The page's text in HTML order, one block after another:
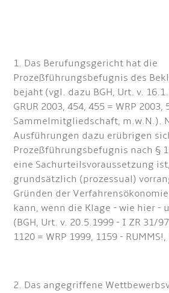
1. Das Berufungsgericht hat die
Prozeßführungsbefugnis des
bejaht (vgl. dazu BGH, Urt. v.
GRUR 2003, 454, 455 = WRP 2003,
Sammelmitgliedschaft, m.w.N.).
Ausführungen dazu erübrigen
Prozeßführungsbefugnis nach §
eine Sachurteilsvoraussetzung
grundsätzlich (prozessual)
Gründen der
kann, wenn die Klage - wie hier -
(BGH, Urt. v. 20.5.1999 - I ZR 31/
1120 = WRP 1999, 1159 -
2. Das angegriffene